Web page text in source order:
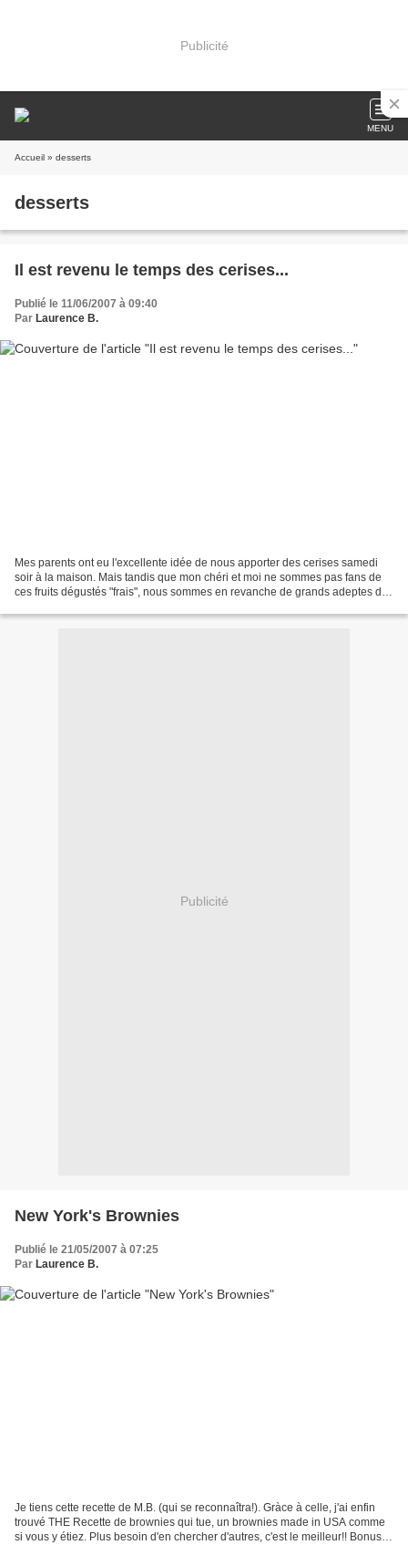
Publicité
MENU
Accueil » desserts
desserts
Il est revenu le temps des cerises...
Publié le 11/06/2007 à 09:40
Par Laurence B.
Mes parents ont eu l'excellente idée de nous apporter des cerises samedi
soir à la maison. Mais tandis que mon chéri et moi ne sommes pas fans de
ces fruits dégustés "frais", nous sommes en revanche de grands adeptes des
Publicité
New York's Brownies
Publié le 21/05/2007 à 07:25
Par Laurence B.
Je tiens cette recette de M.B. (qui se reconnaîtra!). Gràce à celle, j'ai enfin
trouvé THE Recette de brownies qui tue, un brownies made in USA comme
si vous y étiez. Plus besoin d'en chercher d'autres, c'est le meilleur!! Bonus: